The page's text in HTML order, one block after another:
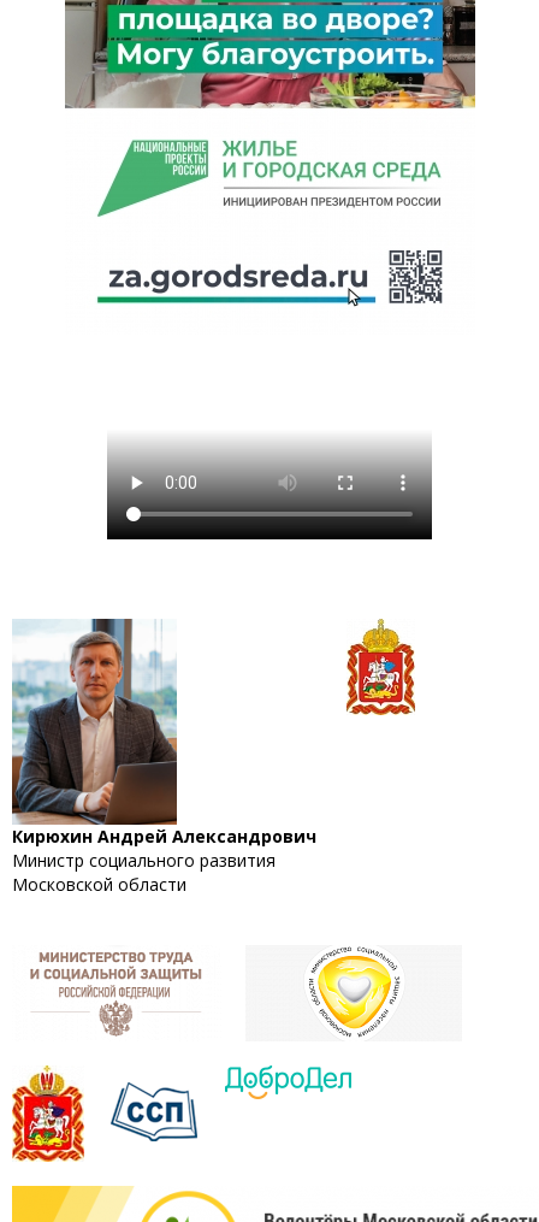
Кирюхин Андрей Александрович
Министр социального развития
Московской области